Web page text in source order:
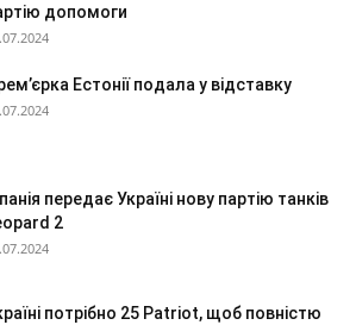
допомоги
Естонії подала у відставку
передає Україні нову партію танків
2
потрібно 25 Patriot, щоб повністю